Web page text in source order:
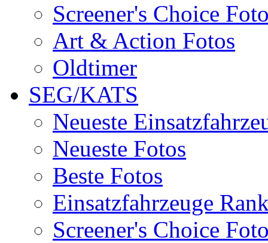
Screener's Choice
Art & Action Fotos
Oldtimer
SEG/KATS
Neueste
Neueste Fotos
Beste Fotos
Einsatzfahrzeuge
Screener's Choice